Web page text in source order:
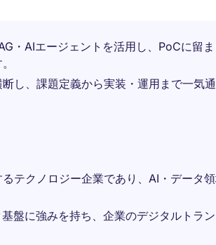
・AIエージェントを活用し、PoCに留
し、課題定義から実装・運用まで一気
テクノロジー企業であり、AI・データ
盤に強みを持ち、企業のデジタルトラ